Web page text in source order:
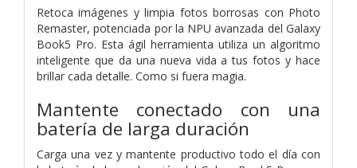
Retoca imágenes y limpia fotos borrosas con Photo
Remaster, potenciada por la NPU avanzada del Galaxy
Book5 Pro. Esta ágil herramienta utiliza un algoritmo
inteligente que da una nueva vida a tus fotos y hace
brillar cada detalle. Como si fuera magia.
Mantente conectado con una
batería de larga duración
Carga una vez y mantente productivo todo el día con